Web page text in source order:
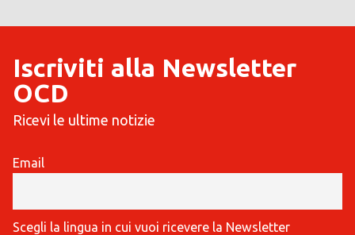
Iscriviti alla Newsletter
OCD
Ricevi le ultime notizie
Email
Scegli la lingua in cui vuoi ricevere la Newsletter